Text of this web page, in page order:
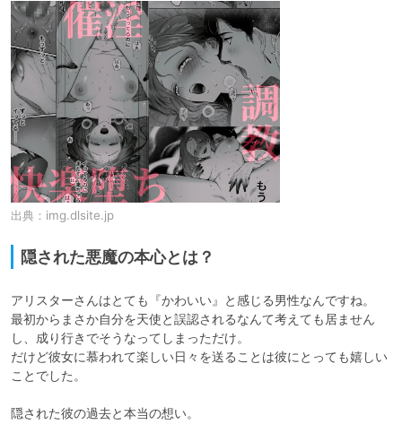
出典： img.dlsite.jp
隠された悪魔の本心とは？
アリスターさんはとても『かわいい』と感じる男性なんですね。
最初からまさか自分を天使と誤認されるなんて考えても居ません
し、成り行きでそうなってしまっただけ。
だけど彼女に慕われて楽しい日々を送ることは彼にとっても嬉しい
ことでした。
隠された彼の過去と本当の想い。